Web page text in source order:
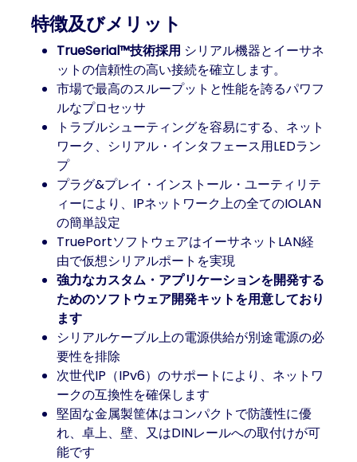
特徴及びメリット
TrueSerial™技術採用 シリアル機器とイーサネ
ットの信頼性の高い接続を確立します。
市場で最高のスループットと性能を誇るパワフ
ルなプロセッサ
トラブルシューティングを容易にする、ネット
ワーク、シリアル・インタフェース用LEDラン
プ
プラグ&プレイ・インストール・ユーティリテ
ィーにより、IPネットワーク上の全てのIOLAN
の簡単設定
TruePortソフトウェアはイーサネットLAN経
由で仮想シリアルポートを実現
強力なカスタム・アプリケーションを開発する
ためのソフトウェア開発キットを用意しており
ます
シリアルケーブル上の電源供給が別途電源の必
要性を排除
次世代IP（IPv6）のサポートにより、ネットワ
ークの互換性を確保します
堅固な金属製筐体はコンパクトで防護性に優
れ、卓上、壁、又はDINレールへの取付けが可
能です